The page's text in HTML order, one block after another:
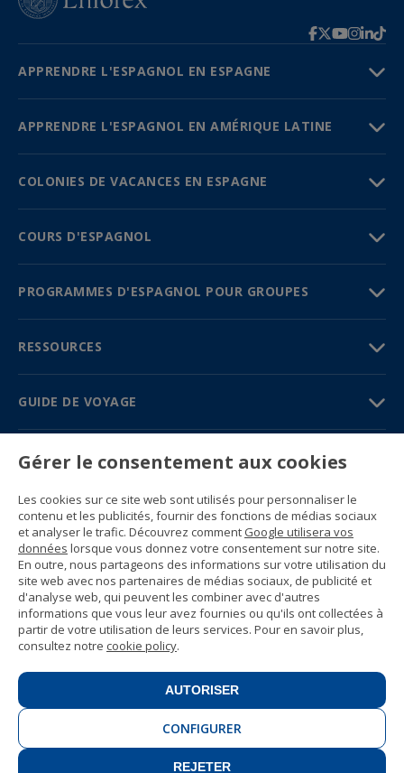
APPRENDRE L'ESPAGNOL EN ESPAGNE
APPRENDRE L'ESPAGNOL EN AMÉRIQUE LATINE
COLONIES DE VACANCES EN ESPAGNE
COURS D'ESPAGNOL
PROGRAMMES D'ESPAGNOL POUR GROUPES
RESSOURCES
GUIDE DE VOYAGE
PARTENAIRES
Contactez-nous
Prix et brochures
(+34) 91 594 37 76
Gustavo Fernández Balbuena, 11
28002 Madrid, Spain
Sitemap
Conditions générales
Politique de confidentialité
Politique de cookies d’Enforex
(CIF B-79946729) Tous droits réservés.
Avis juridique
Gérer le consentement aux cookies
Les cookies sur ce site web sont utilisés pour personnaliser le
contenu et les publicités, fournir des fonctions de médias sociaux
et analyser le trafic. Découvrez comment Google utilisera vos
données lorsque vous donnez votre consentement sur notre site.
En outre, nous partageons des informations sur votre utilisation du
site web avec nos partenaires de médias sociaux, de publicité et
d'analyse web, qui peuvent les combiner avec d'autres
informations que vous leur avez fournies ou qu'ils ont collectées à
partir de votre utilisation de leurs services. Pour en savoir plus,
consultez notre cookie policy.
REJETER
CONFIGURER
AUTORISER